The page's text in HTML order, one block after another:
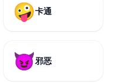
🤪卡通
😈邪恶